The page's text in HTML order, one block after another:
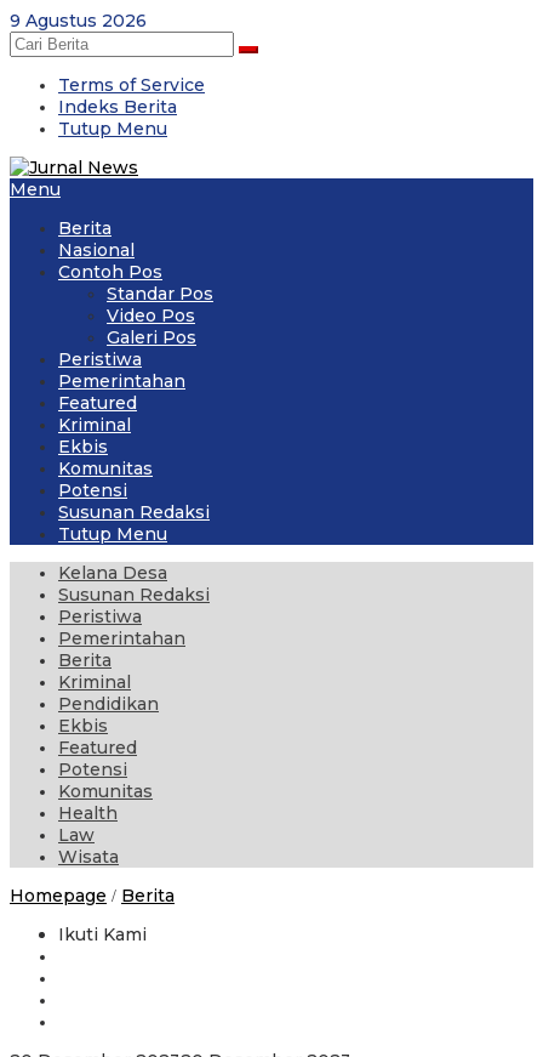
Skip
to
content
9 Agustus 2026
Terms of Service
Indeks Berita
Tutup Menu
Menu
Berita
Nasional
Contoh Pos
Standar Pos
Video Pos
Galeri Pos
Peristiwa
Pemerintahan
Featured
Kriminal
Ekbis
Komunitas
Potensi
Susunan Redaksi
Tutup Menu
Kelana Desa
Susunan Redaksi
Peristiwa
Pemerintahan
Berita
Kriminal
Pendidikan
Ekbis
Featured
Potensi
Komunitas
Health
Law
Wisata
Homepage / Berita
Ikuti Kami